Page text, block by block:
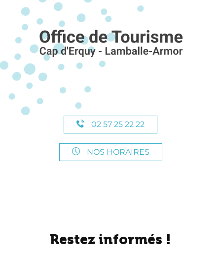
02 57 25 22 22
NOS HORAIRES
Restez informés !